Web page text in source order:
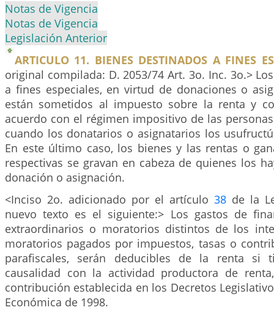
Notas de Vigencia
Notas de Vigencia
Legislación Anterior
ARTICULO 11. BIENES DESTINADOS A FINES
original compilada: D. 2053/74 Art. 3o. Inc. 3o.>
a fines especiales, en virtud de donaciones o
están sometidos al impuesto sobre la renta y
acuerdo con el régimen impositivo de las
cuando los donatarios o asignatarios los
En este último caso, los bienes y las rentas o
respectivas se gravan en cabeza de quienes los
donación o asignación.
<Inciso 2o. adicionado por el artículo 38 de la
nuevo texto es el siguiente:> Los gastos de
extraordinarios o moratorios distintos de los
moratorios pagados por impuestos, tasas o
parafiscales, serán deducibles de la renta si
causalidad con la actividad productora de
contribución establecida en los Decretos
Económica de 1998.